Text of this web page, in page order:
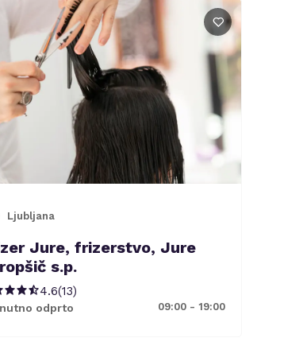
Ljubljana
Jure, frizerstvo, Jure
s.p.
4.6(13)
odprto 09:00 - 19:00